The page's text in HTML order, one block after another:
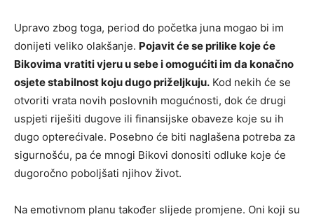
Upravo zbog toga, period do početka juna mogao bi im
donijeti veliko olakšanje. Pojavit će se prilike koje će
Bikovima vratiti vjeru u sebe i omogućiti im da konačno
osjete stabilnost koju dugo priželjkuju. Kod nekih će se
otvoriti vrata novih poslovnih mogućnosti, dok će drugi
uspjeti riješiti dugove ili finansijske obaveze koje su ih
dugo opterećivale. Posebno će biti naglašena potreba za
sigurnošću, pa će mnogi Bikovi donositi odluke koje će
dugoročno poboljšati njihov život.
Na emotivnom planu također slijede promjene. Oni koji su